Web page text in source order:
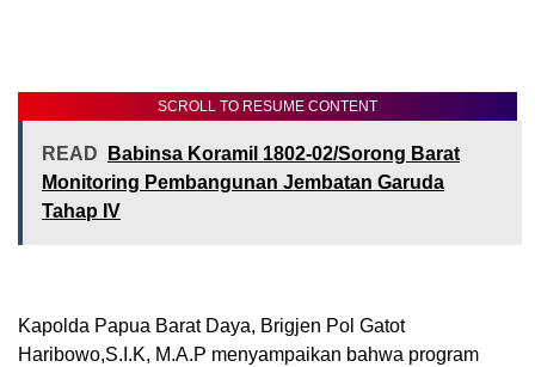
SCROLL TO RESUME CONTENT
READ
Babinsa Koramil 1802-02/Sorong Barat
Monitoring Pembangunan Jembatan Garuda
Tahap IV
Kapolda Papua Barat Daya, Brigjen Pol Gatot
Haribowo,S.I.K, M.A.P menyampaikan bahwa program